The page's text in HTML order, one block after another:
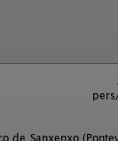
de Sanxenxo